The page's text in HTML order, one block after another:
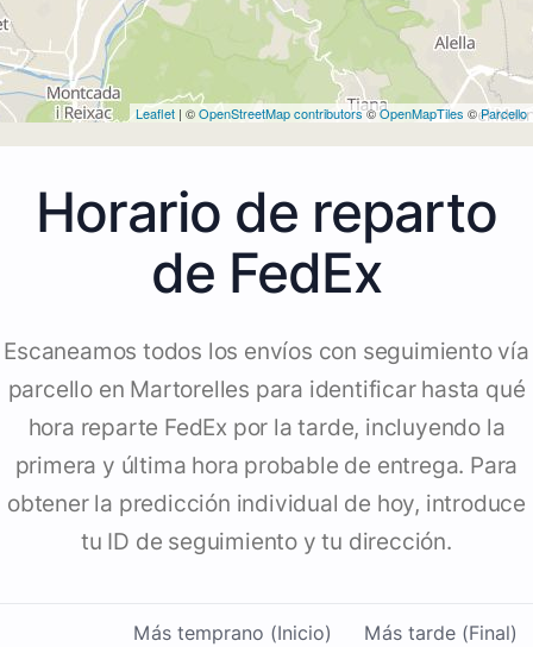
Leaflet | ©OpenStreetMap contributors©OpenMapTiles ©Parcello
Horario de reparto
de FedEx
Escaneamos todos los envíos con seguimiento vía
parcello en Martorelles para identificar hasta qué
hora reparte FedEx por la tarde, incluyendo la
primera y última hora probable de entrega. Para
obtener la predicción individual de hoy, introduce
tu ID de seguimiento y tu dirección.
Más temprano (Inicio) Más tarde (Final)